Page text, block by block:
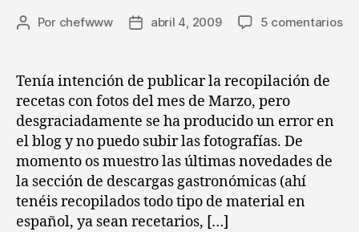
Autor
entrada
Por chefwww
Fecha
entrada
abril 4, 2009 5 comentariosen
Tenía intención de publicar la recopilación de
recetas con fotos del mes de Marzo, pero
desgraciadamente se ha producido un error en
el blog y no puedo subir las fotografías. De
momento os muestro las últimas novedades de
la sección de descargas gastronómicas (ahí
tenéis recopilados todo tipo de material en
español, ya sean recetarios, […]